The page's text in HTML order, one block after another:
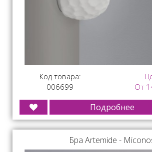
Код товара:
006699
От
Подробнее
Бра Artemide -